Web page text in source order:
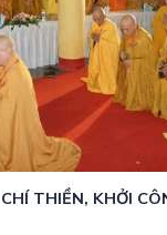
THIỀN, KHỞI